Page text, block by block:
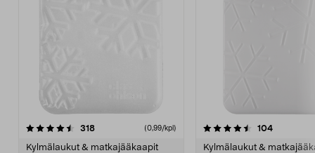
318arvostelut (0,99/kpl)
Kylmälaukut & matkajääkaapit
4.5 viidestä
104arvostelut
Kylmälaukut &
4.5 viidestä